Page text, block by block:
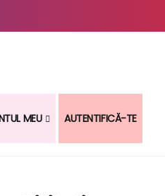
MEU AUTENTIFICĂ-TE